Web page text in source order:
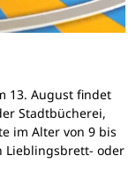
13. August findet
Stadtbücherei,
im Alter von 9 bis
Lieblingsbrett- oder